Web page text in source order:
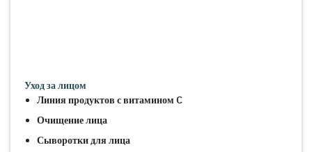
Уход за лицом
Линия продуктов с витамином C
Очищение лица
Сыворотки для лица